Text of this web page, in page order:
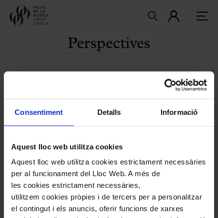
Consentiment Detalls Informació
Aquest lloc web utilitza cookies
Aquest lloc web utilitza cookies estrictament necessàries
per al funcionament del Lloc Web. A més de
les cookies estrictament necessàries,
utilitzem cookies pròpies i de tercers per a personalitzar
el contingut i els anuncis, oferir funcions de xarxes
Perspectives
El fil conductor de la temporada
permet tractar el fet musical i
artístic des de diferents mirades i
formats. Vuit trobades amb
personalitats de les arts i el
pensament en diferents formats
de conferència i híbrids